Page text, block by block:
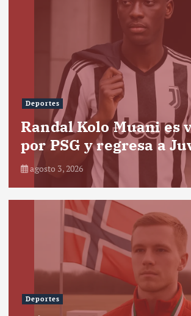
Deportes
Randal Kolo Muani es
por PSG y regresa a
agosto 3, 2026
Deportes